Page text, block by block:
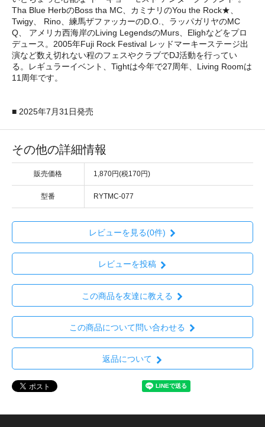
Tha Blue HerbのBoss tha MC、カミナリのYou the Rock★、
Twigy、 Rino、練馬ザファッカーのD.O.、ラッパガリヤのMC
Q、 アメリカ西海岸のLiving LegendsのMurs、Elighなどをプロ
デュース。2005年Fuji Rock Festival レッドマーキーステージ出
演など数え切れない程のフェスやクラブでDJ活動を行ってい
る。レギュラーイベント、Tightは今年で27周年、Living Roomは
11周年です。
■ 2025年7月31日発売
その他の詳細情報
販売価格 1,870円(税170円)
型番 RYTMC-077
レビューを見る(0件)
レビューを投稿
この商品を友達に教える
この商品について問い合わせる
返品について